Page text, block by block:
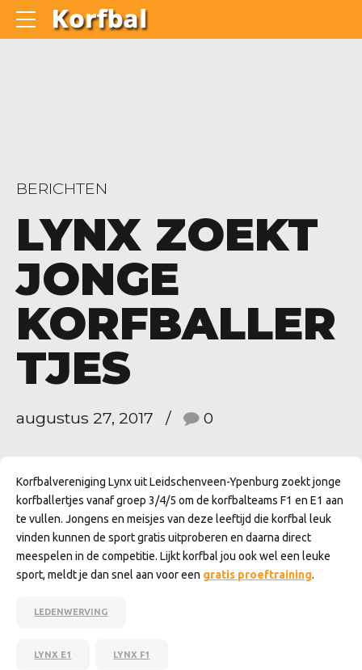
BERICHTEN
LYNX ZOEKT
JONGE
KORFBALLER
TJES
augustus 27, 2017 0
Korfbalvereniging Lynx uit Leidschenveen-Ypenburg zoekt jonge
korfballertjes vanaf groep 3/4/5 om de korfbalteams F1 en E1 aan
te vullen. Jongens en meisjes van deze leeftijd die korfbal leuk
vinden kunnen de sport gratis uitproberen en daarna direct
meespelen in de competitie. Lijkt korfbal jou ook wel een leuke
sport, meldt je dan snel aan voor een gratis proeftraining.
LEDENWERVING
LYNX E1 LYNX F1